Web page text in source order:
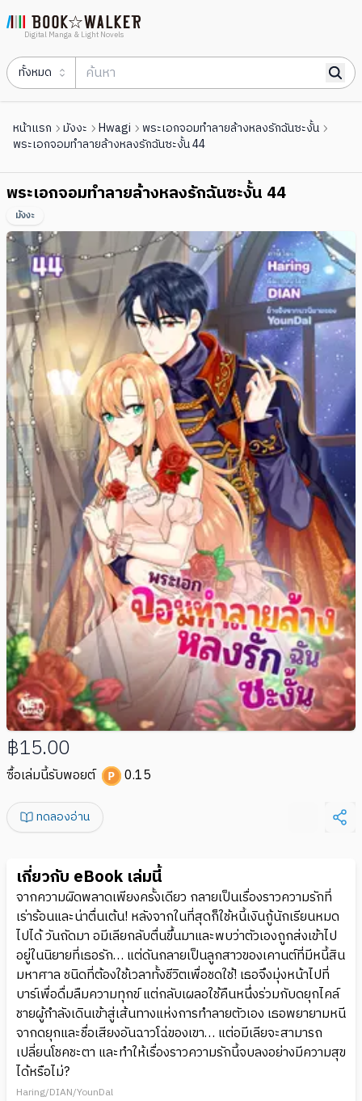
Digital Manga & Light Novels
ทั้งหมด
หน้าแรก มังงะ Hwagi
พระเอกจอมทำลายล้างหลงรักฉันซะงั้น
พระเอกจอมทำลายล้างหลงรักฉันซะงั้น 44
พระเอกจอมทำลายล้างหลงรักฉันซะงั้น 44
มังงะ
฿15.00
ซื้อเล่มนี้รับพอยต์ 0.15
ทดลองอ่าน
เกี่ยวกับ eBook เล่มนี้
จากความผิดพลาดเพียงครั้งเดียว กลายเป็นเรื่องราวความรักที่
เร่าร้อนและน่าตื่นเต้น! หลังจากในที่สุดก็ใช้หนี้เงินกู้นักเรียนหมด
ไปได้ วันถัดมา อมีเลียกลับตื่นขึ้นมาและพบว่าตัวเองถูกส่งเข้าไป
อยู่ในนิยายที่เธอรัก… แต่ดันกลายเป็นลูกสาวของเคานต์ที่มีหนี้สิน
มหาศาล ชนิดที่ต้องใช้เวลาทั้งชีวิตเพื่อชดใช้! เธอจึงมุ่งหน้าไปที่
บาร์เพื่อดื่มลืมความทุกข์ แต่กลับเผลอใช้คืนหนึ่งร่วมกับดยุกไคล์
ชายผู้กำลังเดินเข้าสู่เส้นทางแห่งการทำลายตัวเอง เธอพยายามหนี
จากดยุกและชื่อเสียงอันฉาวโฉ่ของเขา… แต่อมีเลียจะสามารถ
เปลี่ยนโชคชะตา และทำให้เรื่องราวความรักนี้จบลงอย่างมีความสุข
ได้หรือไม่?
Haring/DIAN/YounDal